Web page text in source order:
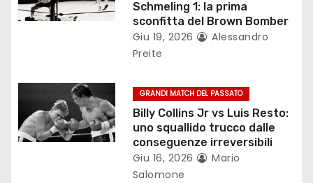
e
r
t
i
Schmeling 1: la prima
sconfitta del Brown Bomber
Giu 19, 2026
Alessandro
Preite
GRANDI MATCH DEL PASSATO
Billy Collins Jr vs Luis Resto:
uno squallido trucco dalle
conseguenze irreversibili
Giu 16, 2026
Mario
Salomone